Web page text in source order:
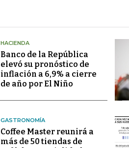
HACIENDA
Banco de la República
elevó su pronóstico de
inflación a 6,9% a cierre
de año por El Niño
GASTRONOMÍA
Coffee Master reunirá a
más de 50 tiendas de